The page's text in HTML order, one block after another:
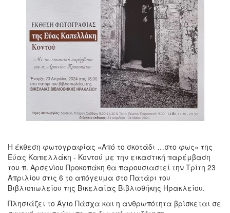
Η έκθεση φωτογραφίας «Από το σκοτάδι …στο φως» της
Εύας Καπελλάκη - Κοντού με την εικαστική παρέμβαση
του π. Αρσενίου Προκοπάκη θα παρουσιαστεί την Τρίτη 23
Απριλίου στις 6 το απόγευμα στο Πατάρι του
Βιβλιοπωλείου της Βικελαίας Βιβλιοθήκης Ηρακλείου.
Πλησιάζει το Άγιο Πάσχα και η ανθρωπότητα βρίσκεται σε